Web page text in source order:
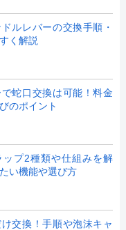
ルレバーの交換手順・
く解説
蛇口交換は可能！料金
のポイント
ップ2種類や仕組みを解
い機能や選び方
交換！手順や泡沫キャ